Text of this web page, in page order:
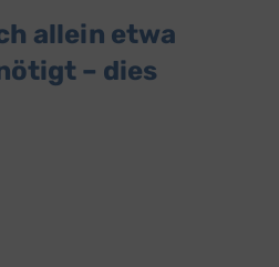
allein etwa
– dies